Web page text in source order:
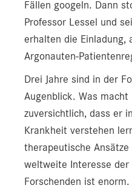
Fällen googeln. Dann
Professor Lessel und
erhalten die Einladung,
Argonauten-
Drei Jahre sind in der
Augenblick. Was macht
zuversichtlich, dass er
Krankheit verstehen
therapeutische
weltweite Interesse
Forschenden ist